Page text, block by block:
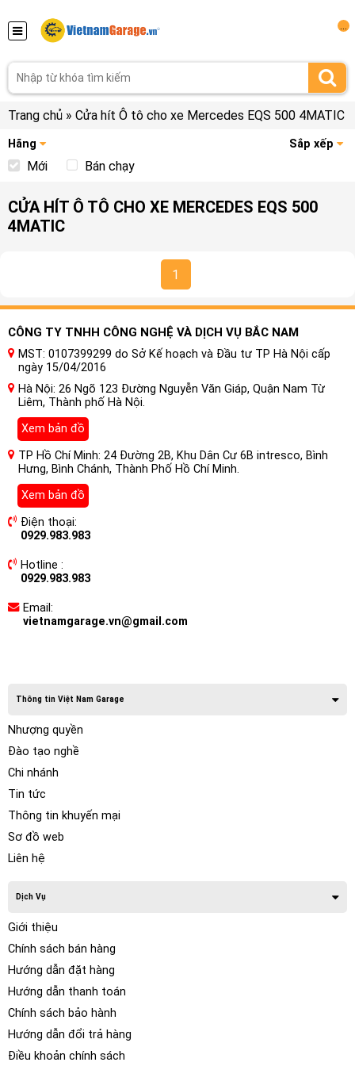
Trang chủ » Cửa hít Ô tô cho xe Mercedes EQS 500 4MATIC
Hãng Sắp xếp
Mới Bán chạy
CỬA HÍT Ô TÔ CHO XE MERCEDES EQS 500
4MATIC
1
CÔNG TY TNHH CÔNG NGHỆ VÀ DỊCH VỤ BẮC NAM
MST: 0107399299 do Sở Kế hoạch và Đầu tư TP Hà Nội cấp
ngày 15/04/2016
Hà Nội: 26 Ngõ 123 Đường Nguyễn Văn Giáp, Quận Nam Từ
Liêm, Thành phố Hà Nội.
Xem bản đồ
TP Hồ Chí Minh: 24 Đường 2B, Khu Dân Cư 6B intresco, Bình
Hưng, Bình Chánh, Thành Phố Hồ Chí Minh.
Xem bản đồ
Điện thoại:
0929.983.983
Hotline :
0929.983.983
Email:
vietnamgarage.vn@gmail.com
Thông tin Việt Nam Garage
Nhượng quyền
Đào tạo nghề
Chi nhánh
Tin tức
Thông tin khuyến mại
Sơ đồ web
Liên hệ
Dịch Vụ
Giới thiệu
Chính sách bán hàng
Hướng dẫn đặt hàng
Hướng dẫn thanh toán
Chính sách bảo hành
Hướng dẫn đổi trả hàng
Điều khoản chính sách